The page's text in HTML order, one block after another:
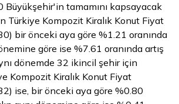
Büyükşehir'in tamamını kapsayacak
Türkiye Kompozit Kiralık Konut Fiyat
bir önceki aya göre %1.21 oranında
göre ise %7.61 oranında artış
dönemde 32 ikincil şehir için
Kompozit Kiralık Konut Fiyat
ise, bir önceki aya göre %0.80